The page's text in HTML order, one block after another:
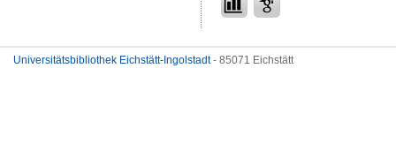
Universitätsbibliothek Eichstätt-Ingolstadt- 85071 Eichstätt